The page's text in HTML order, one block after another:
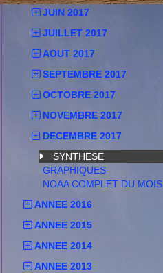
JUIN 2017
JUILLET 2017
AOUT 2017
SEPTEMBRE 2017
OCTOBRE 2017
NOVEMBRE 2017
DECEMBRE 2017
SYNTHESE
GRAPHIQUES
NOAA COMPLET DU MOIS
ANNEE 2016
ANNEE 2015
ANNEE 2014
ANNEE 2013